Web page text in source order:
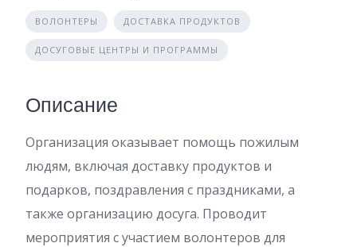
ВОЛОНТЕРЫ ДОСТАВКА ПРОДУКТОВ
ДОСУГОВЫЕ ЦЕНТРЫ И ПРОГРАММЫ
Описание
Организация оказывает помощь пожилым
людям, включая доставку продуктов и
подарков, поздравления с праздниками, а
также организацию досуга. Проводит
мероприятия с участием волонтеров для